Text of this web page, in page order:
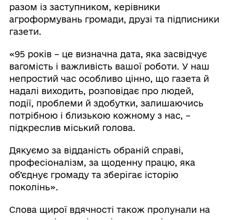
разом із заступником, керівники
агроформувань громади, друзі та підписники
газети.
«95 років – це визначна дата, яка засвідчує
вагомість і важливість вашої роботи. У наш
непростий час особливо цінно, що газета й
надалі виходить, розповідає про людей,
події, проблеми й здобутки, залишаючись
потрібною і близькою кожному з нас, –
підкреслив міський голова.
Дякуємо за відданість обраній справі,
професіоналізм, за щоденну працю, яка
об’єднує громаду та зберігає історію
поколінь».
Слова щирої вдячності також пролунали на